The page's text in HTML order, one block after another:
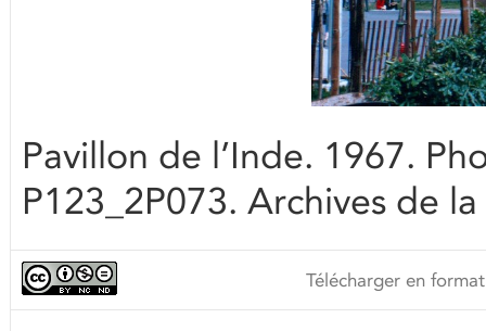
Pavillon de l’Inde. 1967.
P123_2P073. Archives de
Télécharger en